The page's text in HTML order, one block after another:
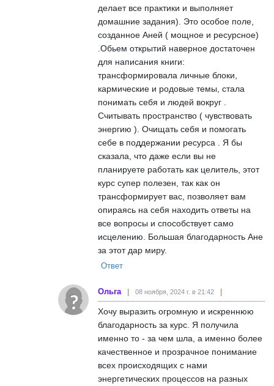
делает все практики и выполняет
домашние задания). Это особое поле,
созданное Аней ( мощное и ресурсное)
.Обьем открытий наверное достаточен
для написания книги:
трансформировала личные блоки,
кармические и родовые темы, стала
понимать себя и людей вокруг .
Считывать пространство ( чувствовать
энергию ). Очищать себя и помогать
себе в поддержании ресурса . Я бы
сказала, что даже если вы не
планируете работать как целитель, этот
курс супер полезен, так как он
трансформирует вас, позволяет вам
опираясь на себя находить ответы на
все вопросы и способствует само
исцелению. Большая благодарность Ане
за этот дар миру.
Ответ
Ольга 08 ноября, 2024 г. в 21:42
Хочу выразить огромную и искреннюю
благодарность за курс. Я получила
именно то - за чем шла, а именно более
качественное и прозрачное понимание
всех происходящих с нами
энергетических процессов на разных